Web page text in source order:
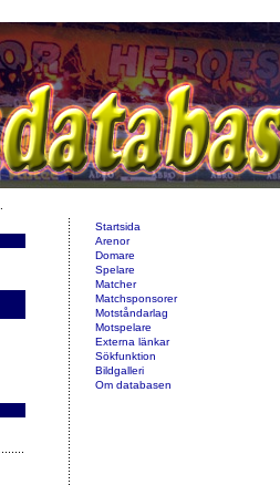
Startsida
Arenor
Domare
Spelare
Matcher
Matchsponsorer
Motståndarlag
Motspelare
Externa länkar
Sökfunktion
Bildgalleri
Om databasen